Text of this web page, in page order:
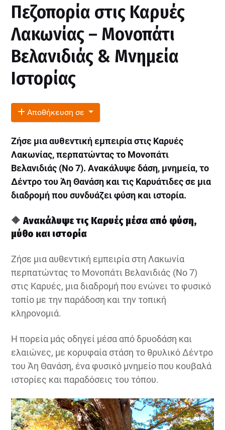
Πεζοπορία στις Καρυές
Λακωνίας – Μονοπάτι
Βελανιδιάς & Μνημεία
Ιστορίας
Αποθήκευση σε
Ζήσε μια αυθεντική εμπειρία στις Καρυές
Λακωνίας, περπατώντας το Μονοπάτι
Βελανιδιάς (Νο 7). Ανακάλυψε δάση, μνημεία, το
Δέντρο του Άη Θανάση και τις Καρυάτιδες σε μια
διαδρομή που συνδυάζει φύση και ιστορία.
🔶Ανακάλυψε τις Καρυές μέσα από φύση,
μύθο και ιστορία
Ζήσε μια αυθεντική εμπειρία στη Λακωνία
περπατώντας το Μονοπάτι Βελανιδιάς (Νο 7)
στις Καρυές, μια διαδρομή που ενώνει το φυσικό
τοπίο με την παράδοση και την τοπική
κληρονομιά.
Η πορεία μάς οδηγεί μέσα από δρυοδάση και
ελαιώνες, με κορυφαία στάση το θρυλικό Δέντρο
του Άη Θανάση, ένα φυσικό μνημείο που κουβαλά
ιστορίες και παραδόσεις του τόπου.